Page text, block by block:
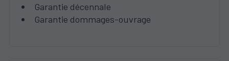
Garantie décennale
Garantie dommages-ouvrage